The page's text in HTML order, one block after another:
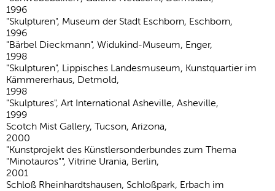
1996
"Skulpturen", Museum der Stadt Eschborn, Eschborn,
1996
"Bärbel Dieckmann", Widukind-Museum, Enger,
1998
"Skulpturen", Lippisches Landesmuseum, Kunstquartier im
Kämmererhaus, Detmold,
1998
"Skulptures", Art International Asheville, Asheville,
1999
Scotch Mist Gallery, Tucson, Arizona,
2000
"Kunstprojekt des Künstlersonderbundes zum Thema
"Minotauros"", Vitrine Urania, Berlin,
2001
Schloß Rheinhardtshausen, Schloßpark, Erbach im